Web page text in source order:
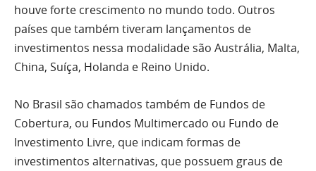
houve forte crescimento no mundo todo. Outros
países que também tiveram lançamentos de
investimentos nessa modalidade são Austrália, Malta,
China, Suíça, Holanda e Reino Unido.
No Brasil são chamados também de Fundos de
Cobertura, ou Fundos Multimercado ou Fundo de
Investimento Livre, que indicam formas de
investimentos alternativas, que possuem graus de